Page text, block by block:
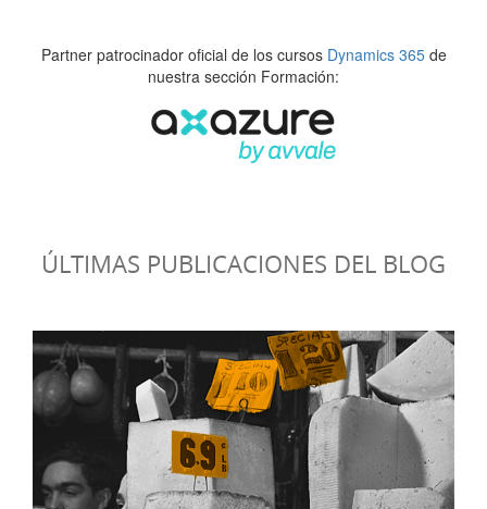
Partner patrocinador oficial de los cursos Dynamics 365de
nuestra sección Formación:
ÚLTIMAS PUBLICACIONES DEL BLOG